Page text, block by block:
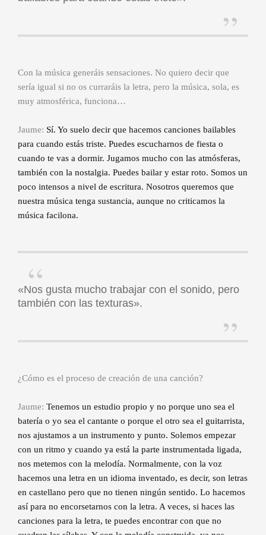
Con la música generáis sensaciones. No quiero decir que
sería igual si no os curraráis la letra, pero la música, sola, es
muy atmosférica, funciona…
Jaume: Sí. Yo suelo decir que hacemos canciones bailables
para cuando estás triste. Puedes escucharnos de fiesta o
cuando te vas a dormir. Jugamos mucho con las atmósferas,
también con la nostalgia. Puedes bailar y estar roto. Somos un
poco intensos a nivel de escritura. Nosotros queremos que
nuestra música tenga sustancia, aunque no criticamos la
música facilona.
«Nos gusta mucho trabajar con el sonido, pero
también con las texturas».
¿Cómo es el proceso de creación de una canción?
Jaume: Tenemos un estudio propio y no porque uno sea el
batería o yo sea el cantante o porque el otro sea el guitarrista,
nos ajustamos a un instrumento y punto. Solemos empezar
con un ritmo y cuando ya está la parte instrumentada ligada,
nos metemos con la melodía. Normalmente, con la voz
hacemos una letra en un idioma inventado, es decir, son letras
en castellano pero que no tienen ningún sentido. Lo hacemos
así para no encorsetarnos con la letra. A veces, si haces las
canciones para la letra, te puedes encontrar con que no